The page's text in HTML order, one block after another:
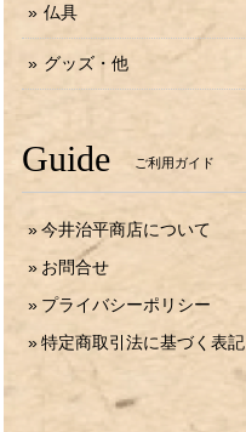
仏具
グッズ・他
Guide ご利用ガイド
今井治平商店について
お問合せ
プライバシーポリシー
特定商取引法に基づく表記